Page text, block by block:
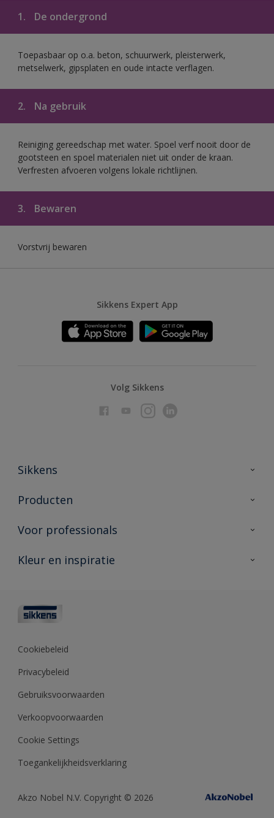
1. De ondergrond
Toepasbaar op o.a. beton, schuurwerk, pleisterwerk,
metselwerk, gipsplaten en oude intacte verflagen.
2. Na gebruik
Reiniging gereedschap met water. Spoel verf nooit door de
gootsteen en spoel materialen niet uit onder de kraan.
Verfresten afvoeren volgens lokale richtlijnen.
3. Bewaren
Vorstvrij bewaren
Sikkens Expert App
Volg Sikkens
Sikkens
Over Sikkens
Duurzaamheid
Producten
Producten voor binnen
Vind je verkooppunt
Voor professionals
Advies & service
Polyfilla Pro
Sikkens Center
Kleur en inspiratie
Kleurcollecties
Kennisbank
Cookiebeleid
Privacybeleid
Gebruiksvoorwaarden
Verkoopvoorwaarden
Cookie Settings
Toegankelijkheidsverklaring
Akzo Nobel N.V. Copyright © 2026